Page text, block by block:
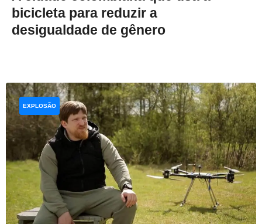
bicicleta para reduzir a
desigualdade de gênero
EXPLOSÃO